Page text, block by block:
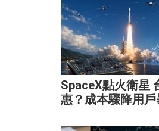
SpaceX點火衛星
惠？成本驟降用